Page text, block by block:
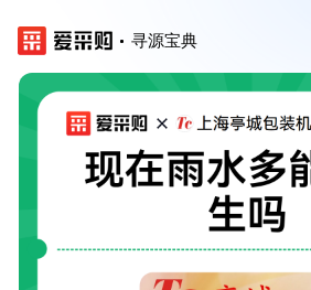
寻源宝典